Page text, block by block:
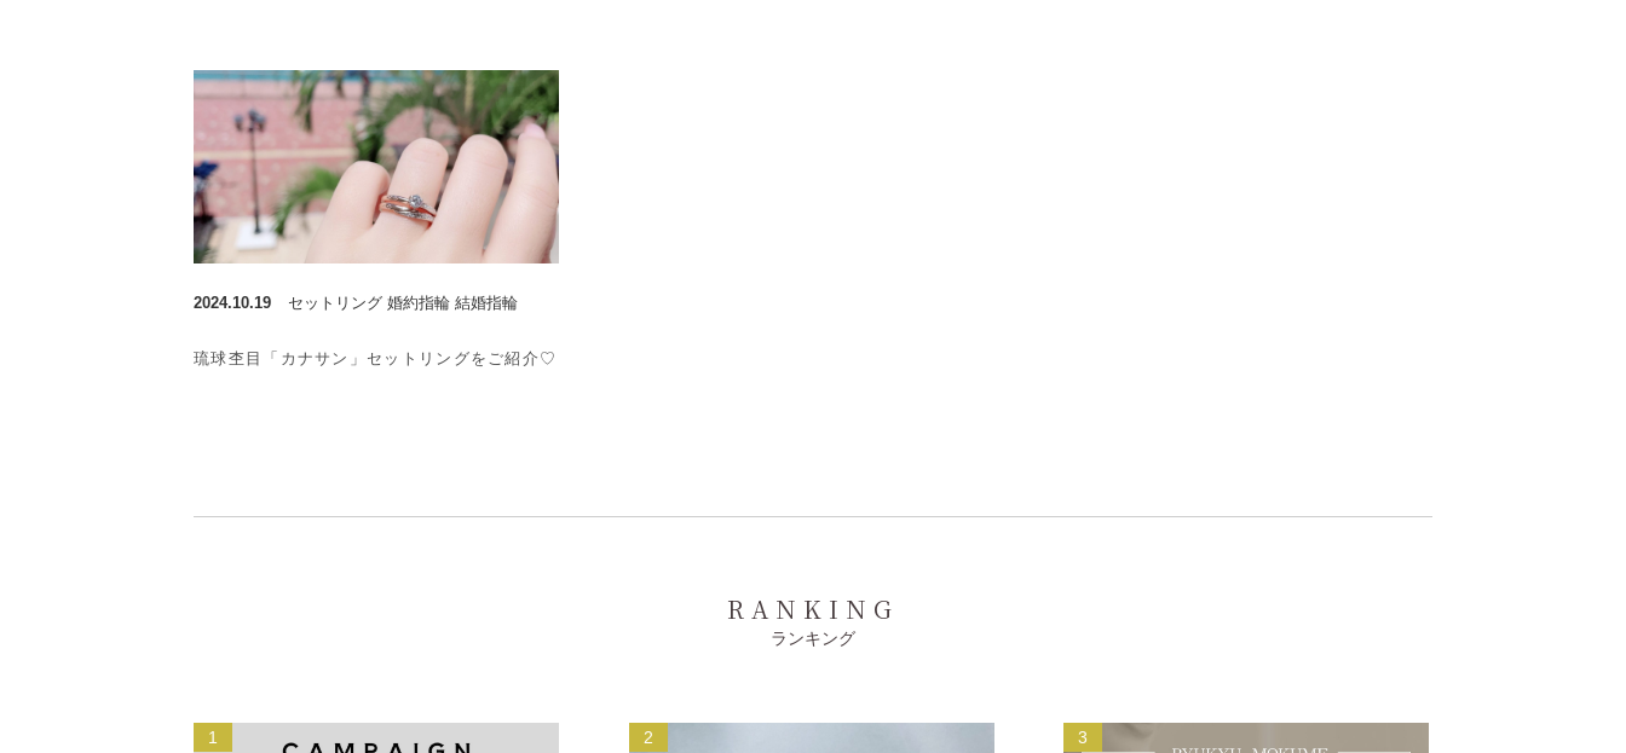
2024.10.19 セットリング 婚約指輪 結婚指輪
琉球杢目「カナサン」セットリングをご紹介♡
RANKING
ランキング